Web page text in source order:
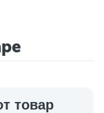
товар